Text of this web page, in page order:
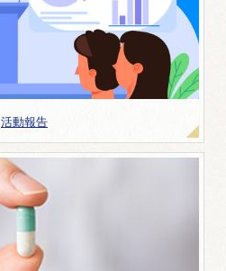
活動報告